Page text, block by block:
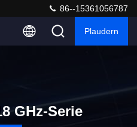
86--15361056787
Plaudern
GHz-Serie